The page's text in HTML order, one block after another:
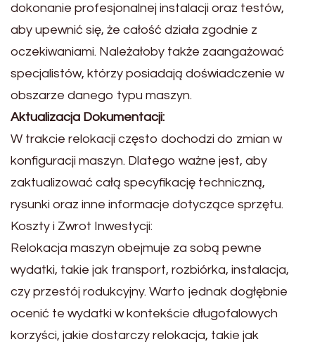
dokonanie profesjonalnej instalacji oraz testów,
aby upewnić się, że całość działa zgodnie z
oczekiwaniami. Należałoby także zaangażować
specjalistów, którzy posiadają doświadczenie w
obszarze danego typu maszyn.
Aktualizacja Dokumentacji:
W trakcie relokacji często dochodzi do zmian w
konfiguracji maszyn. Dlatego ważne jest, aby
zaktualizować całą specyfikację techniczną,
rysunki oraz inne informacje dotyczące sprzętu.
Koszty i Zwrot Inwestycji:
Relokacja maszyn obejmuje za sobą pewne
wydatki, takie jak transport, rozbiórka, instalacja,
czy przestój rodukcyjny. Warto jednak dogłębnie
ocenić te wydatki w kontekście długofalowych
korzyści, jakie dostarczy relokacja, takie jak